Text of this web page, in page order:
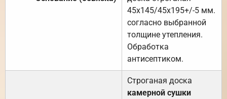
45х145/45х195+/-5 мм.
согласно выбранной
толщине утепления.
Обработка
антисептиком.
Строганая доска
камерной сушки